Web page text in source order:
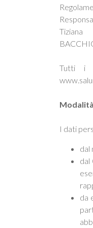
Tutti i
I dati
dal
dal
da